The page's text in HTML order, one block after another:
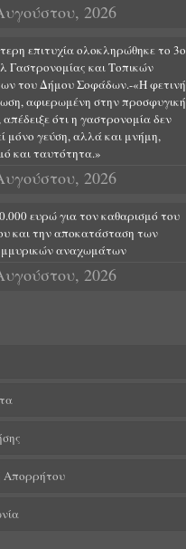
2026
επιτυχία ολοκληρώθηκε το 3ο
Γαστρονομίας και Τοπικών
του Δήμου Σοφάδων.-«Η φετινή
αφιερωμένη στην προσφυγική
απέδειξε ότι η γαστρονομία δεν
μόνο γεύση, αλλά και μνήμη,
και ταυτότητα.»
2026
ευρώ για τον καθαρισμό του
και την αποκατάσταση των
αναχωμάτων
2026
Απορρήτου